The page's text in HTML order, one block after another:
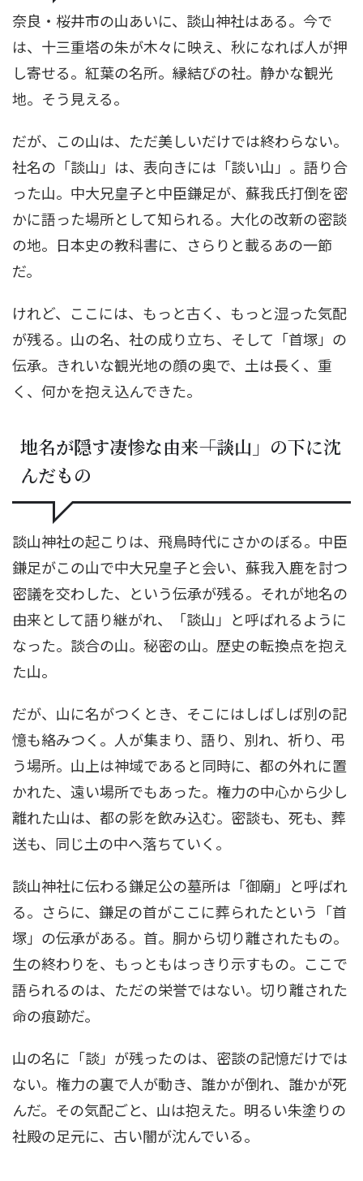
奈良・桜井市の山あいに、談山神社はある。今で
は、十三重塔の朱が木々に映え、秋になれば人が押
し寄せる。紅葉の名所。縁結びの社。静かな観光
地。そう見える。
だが、この山は、ただ美しいだけでは終わらない。
社名の「談山」は、表向きには「談い山」。語り合
った山。中大兄皇子と中臣鎌足が、蘇我氏打倒を密
かに語った場所として知られる。大化の改新の密談
の地。日本史の教科書に、さらりと載るあの一節
だ。
けれど、ここには、もっと古く、もっと湿った気配
が残る。山の名、社の成り立ち、そして「首塚」の
伝承。きれいな観光地の顔の奥で、土は長く、重
く、何かを抱え込んできた。
地名が隠す凄惨な由来――「談山」の下に沈
んだもの
談山神社の起こりは、飛鳥時代にさかのぼる。中臣
鎌足がこの山で中大兄皇子と会い、蘇我入鹿を討つ
密議を交わした、という伝承が残る。それが地名の
由来として語り継がれ、「談山」と呼ばれるように
なった。談合の山。秘密の山。歴史の転換点を抱え
た山。
だが、山に名がつくとき、そこにはしばしば別の記
憶も絡みつく。人が集まり、語り、別れ、祈り、弔
う場所。山上は神域であると同時に、都の外れに置
かれた、遠い場所でもあった。権力の中心から少し
離れた山は、都の影を飲み込む。密談も、死も、葬
送も、同じ土の中へ落ちていく。
談山神社に伝わる鎌足公の墓所は「御廟」と呼ばれ
る。さらに、鎌足の首がここに葬られたという「首
塚」の伝承がある。首。胴から切り離されたもの。
生の終わりを、もっともはっきり示すもの。ここで
語られるのは、ただの栄誉ではない。切り離された
命の痕跡だ。
山の名に「談」が残ったのは、密談の記憶だけでは
ない。権力の裏で人が動き、誰かが倒れ、誰かが死
んだ。その気配ごと、山は抱えた。明るい朱塗りの
社殿の足元に、古い闇が沈んでいる。